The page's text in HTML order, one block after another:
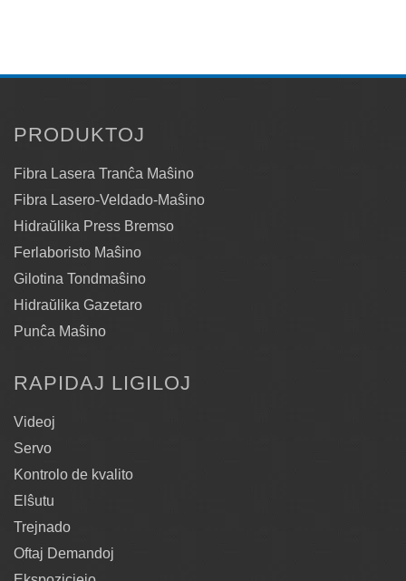
PRODUKTOJ
Fibra Lasera Tranĉa Maŝino
Fibra Lasero-Veldado-Maŝino
Hidraŭlika Press Bremso
Ferlaboristo Maŝino
Gilotina Tondmaŝino
Hidraŭlika Gazetaro
Punĉa Maŝino
RAPIDAJ LIGILOJ
Videoj
Servo
Kontrolo de kvalito
Elŝutu
Trejnado
Oftaj Demandoj